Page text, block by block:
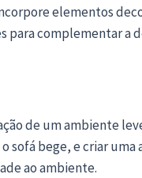
elementos
complementar a
de um ambiente
bege, e criar
ao ambiente.